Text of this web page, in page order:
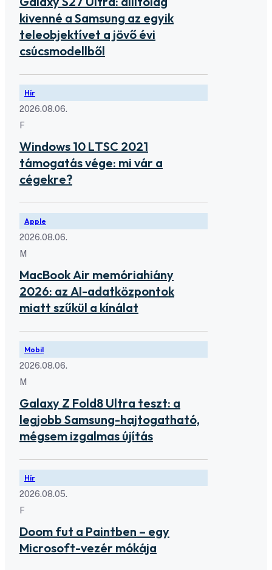
kivenné a Samsung az egyik
teleobjektívet a jövő évi
csúcsmodellből
Hír
2026.08.06.
F
Windows 10 LTSC 2021
támogatás vége: mi vár a
cégekre?
Apple
2026.08.06.
M
MacBook Air memóriahiány
2026: az AI-adatközpontok
miatt szűkül a kínálat
Mobil
2026.08.06.
M
Galaxy Z Fold8 Ultra teszt: a
legjobb Samsung-hajtogatható,
mégsem izgalmas újítás
Hír
2026.08.05.
F
Doom fut a Paintben – egy
Microsoft-vezér mókája